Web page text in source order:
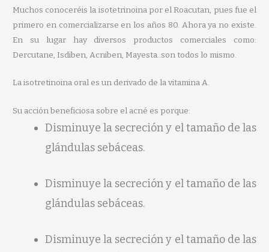
Muchos conoceréis la isotetrinoina por el Roacutan, pues fue el
primero en comercializarse en los años 80. Ahora ya no existe.
En su lugar hay diversos productos comerciales como:
Dercutane, Isdiben, Acniben, Mayesta..son todos lo mismo.
La isotretinoina oral es un derivado de la vitamina A.
Su acción beneficiosa sobre el acné es porque:
Disminuye la secreción y el tamaño de las
glándulas sebáceas.
Disminuye la secreción y el tamaño de las
glándulas sebáceas.
Disminuye la secreción y el tamaño de las